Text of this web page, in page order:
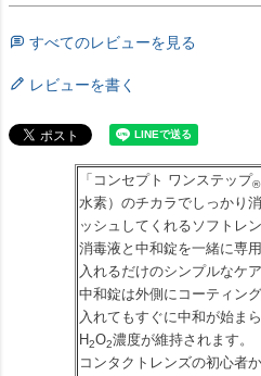
すべてのレビューを見る
レビューを書く
「コンセプト ワンステップ®
水素）のチカラでしっかり
ッシュしてくれるソフトレ
消毒液と中和錠を一緒に専
入れるだけのシンプルなケア
中和錠は外側にコーティン
入れてもすぐに中和が始ま
H2O2濃度が維持されます。
コンタクトレンズの初心者